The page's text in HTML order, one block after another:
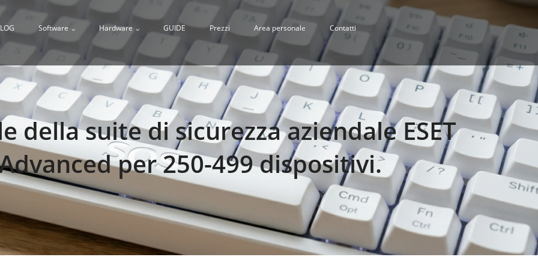
Software Hardware GUIDE Prezzi Area personale Contatti
della suite di sicurezza aziendale ESET
Advanced per 250-499 dispositivi.